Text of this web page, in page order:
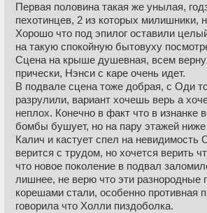
Первая половина такая же унылая,
пехотинцев, 2 из которых милишники,
Хорошо что под эпилог оставили
на такую спокойную бытовуху
Сцена на крыше душевная, всем
прически, Нэнси с каре очень идет.
В подвале сцена тоже добрая, с Оди
разрулили, вариант хочешь верь а
неплох. Конечно в факт что в изнанке
бомбы бушует, но на пару этажей
Калич и кастует спел на невидимость
верится с трудом, но хочется верить
что новое поколение в подвал
лишнее, не верю что эти разнородные
корешами стали, особенно противная
говорила что Холли пиздоболка.